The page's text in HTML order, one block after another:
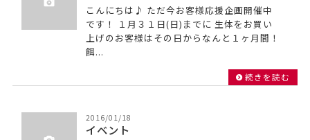
こんにちは♪ ただ今お客様応援企画開催中
です！ １月３１日(日)までに 生体をお買い
上げのお客様はその日からなんと１ヶ月間！
餌...
続きを読む
2016/01/18
イベント